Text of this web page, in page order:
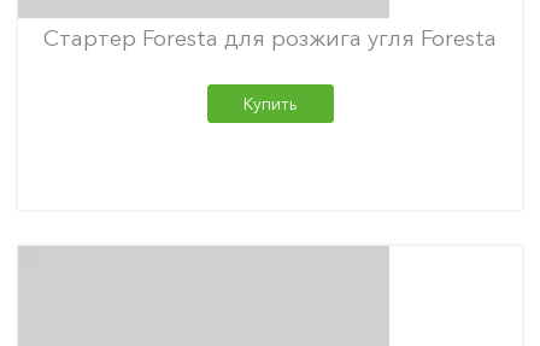
Стартер Foresta для розжига угля Foresta
Купить